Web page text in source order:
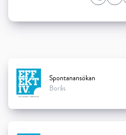
Phone
Spontanansökan
Borås